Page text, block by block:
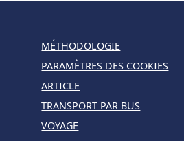
MÉTHODOLOGIE
PARAMÈTRES DES COOKIES
ARTICLE
TRANSPORT PAR BUS
VOYAGE